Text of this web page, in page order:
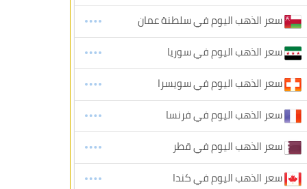
سعر الذهب اليوم في سلطنة عمان
سعر الذهب اليوم في سوريا
سعر الذهب اليوم في سويسرا
سعر الذهب اليوم في فرنسا
سعر الذهب اليوم في قطر
سعر الذهب اليوم في كندا